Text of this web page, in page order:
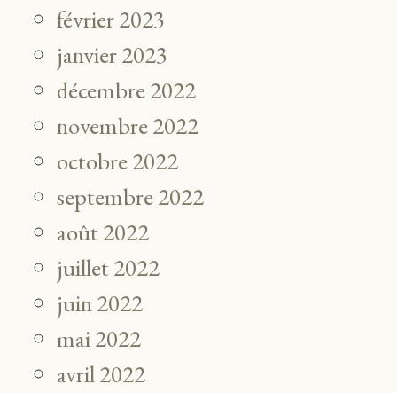
février 2023
janvier 2023
décembre 2022
novembre 2022
octobre 2022
septembre 2022
août 2022
juillet 2022
juin 2022
mai 2022
avril 2022